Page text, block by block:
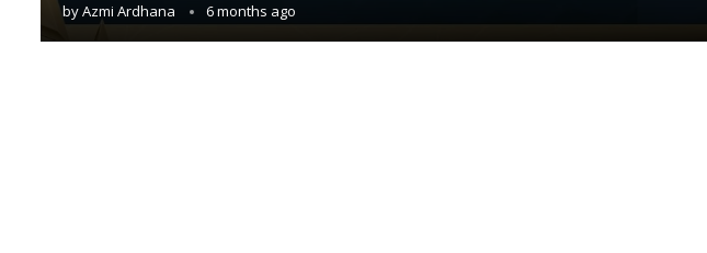
byAzmi Ardhana 6 months ago